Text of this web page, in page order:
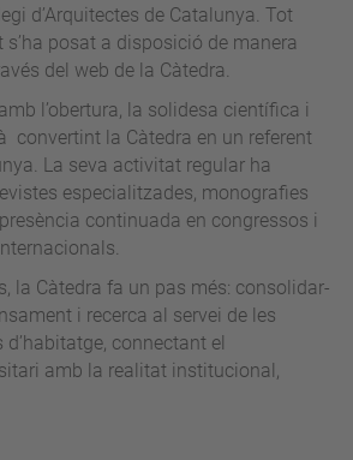
d’Arquitectes de Catalunya. Tot
posat a disposició de manera
del web de la Càtedra.
l’obertura, la solidesa científica i
convertint la Càtedra en un referent
La seva activitat regular ha
especialitzades, monografies
continuada en congressos i
la Càtedra fa un pas més: consolidar-
i recerca al servei de les
connectant el
amb la realitat institucional,